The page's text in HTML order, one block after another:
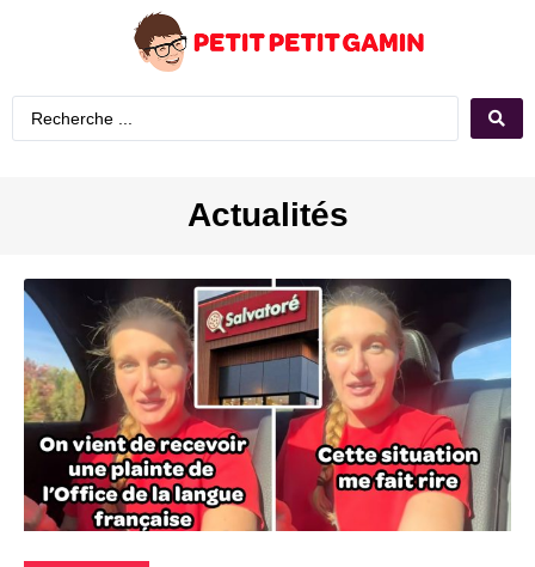
Actualités